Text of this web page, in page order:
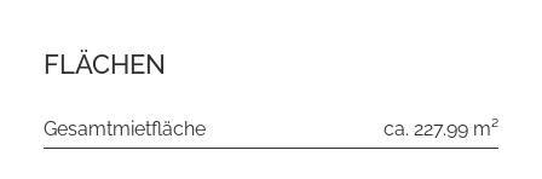
FLÄCHEN
Gesamtmietfläche ca. 227.99 m²